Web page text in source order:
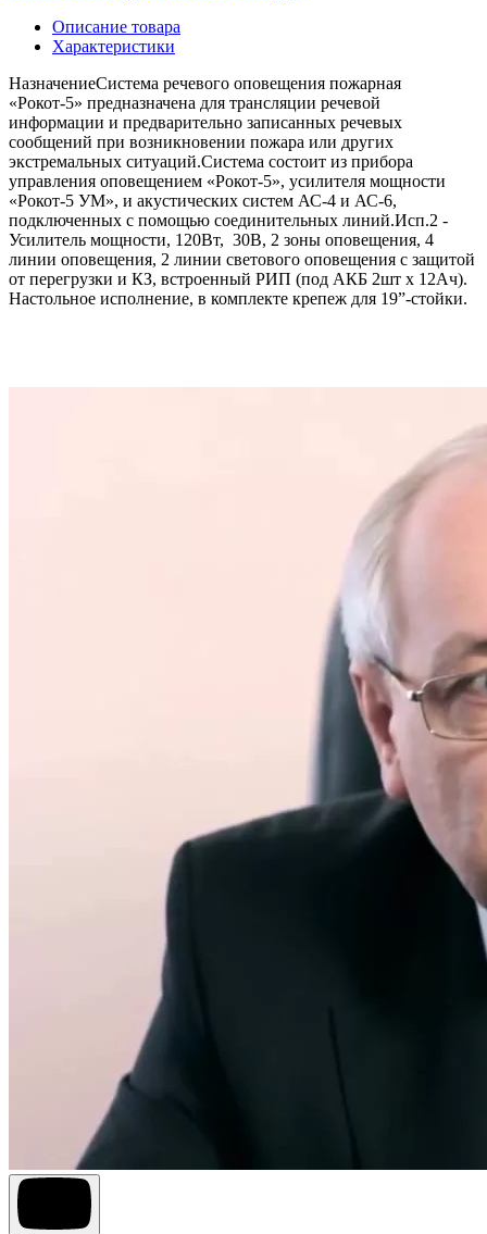
Описание товара
Характеристики
НазначениеСистема речевого оповещения пожарная
«Рокот-5» предназначена для трансляции речевой
информации и предварительно записанных речевых
сообщений при возникновении пожара или других
экстремальных ситуаций.Система состоит из прибора
управления оповещением «Рокот-5», усилителя мощности
«Рокот-5 УМ», и акустических систем АС-4 и АС-6,
подключенных с помощью соединительных линий.Исп.2 -
Усилитель мощности, 120Вт, 30В, 2 зоны оповещения, 4
линии оповещения, 2 линии светового оповещения с защитой
от перегрузки и КЗ, встроенный РИП (под АКБ 2шт х 12Ач).
Настольное исполнение, в комплекте крепеж для 19”-стойки.